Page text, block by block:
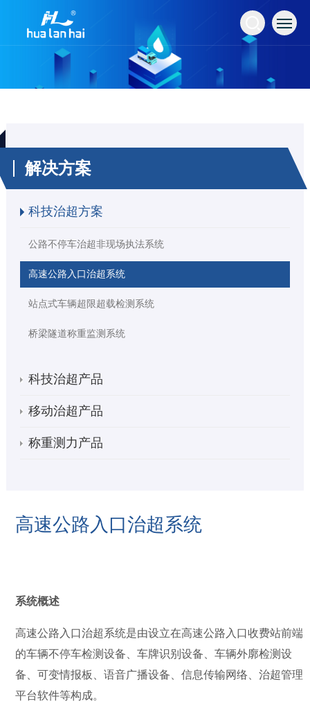
解决方案
科技治超方案
公路不停车治超非现场执法系统
高速公路入口治超系统
站点式车辆超限超载检测系统
桥梁隧道称重监测系统
科技治超产品
移动治超产品
称重测力产品
高速公路入口治超系统
系统概述
高速公路入口治超系统是由设立在高速公路入口收费站前端
的车辆不停车检测设备、车牌识别设备、车辆外廓检测设
备、可变情报板、语音广播设备、信息传输网络、治超管理
平台软件等构成。